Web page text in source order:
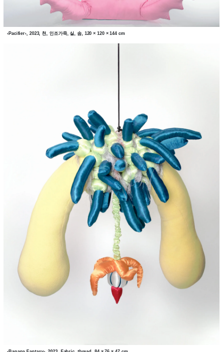
‹Pacifier›, 2023, 천, 인조가죽, 실, 솜, 120 × 120 × 144 cm